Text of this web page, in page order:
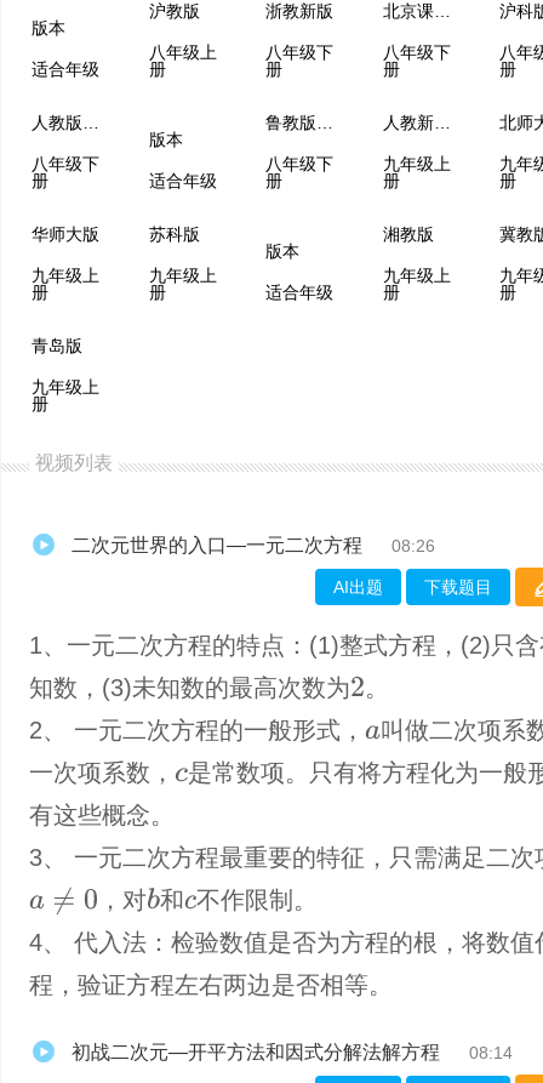
版本
适合年级
沪教版
八年级上
册
浙教新版
八年级下
册
北京课改版
八年级下
册
沪科
八年
册
八年级下
册
版本
适合年级
八年级下
册
人教新课程
九年级上
册
北师
九年
册
华师大版
九年级上
册
苏科版
九年级上
册
版本
适合年级
湘教版
九年级上
册
冀教
九年
册
青岛版
九年级上
册
视频列表
二次元世界的入口—一元二次方程 08:26
AI出题 下载题目
1、一元二次方程的特点：(1)整式方程，(2)只
知数，(3)未知数的最高次数为2 。
2、 一元二次方程的一般形式， a 叫做二次项系
一次项系数， c 是常数项。只有将方程化为一般
有这些概念。
3、 一元二次方程最重要的特征，只需满足二次
a≠ 0 ，对b和c 不作限制。
4、 代入法：检验数值是否为方程的根，将数值
程，验证方程左右两边是否相等。
初战二次元—开平方法和因式分解法解方程 08:14